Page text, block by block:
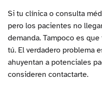
Si tu clínica o consulta
pero los pacientes no
demanda. Tampoco es
tú. El verdadero problema
ahuyentan a potenciales
consideren contactarte.